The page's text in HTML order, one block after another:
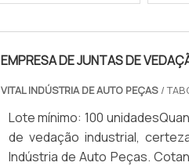
EMPRESA DE JUNTAS DE
VITAL INDÚSTRIA DE AUTO PEÇAS /
Lote mínimo: 100
de vedação industrial,
Indústria de Auto Peças.